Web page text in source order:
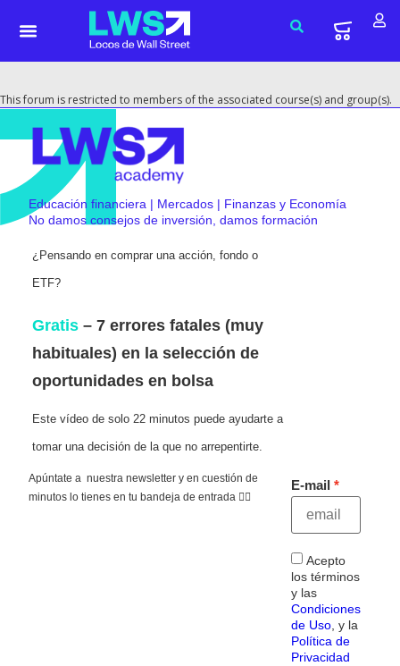
This forum is restricted to members of the associated course(s) and group(s).
Educación financiera | Mercados | Finanzas y Economía
No damos consejos de inversión, damos formación
¿Pensando en comprar una acción, fondo o
ETF?
Gratis – 7 errores fatales (muy
habituales) en la selección de
oportunidades en bolsa
Este vídeo de solo 22 minutos puede ayudarte a
tomar una decisión de la que no arrepentirte.
Apúntate a nuestra newsletter y en cuestión de
minutos lo tienes en tu bandeja de entrada 👇🏻
E-mail
Acepto
los términos
y las
Condiciones
de Uso, y la
Política de
Privacidad